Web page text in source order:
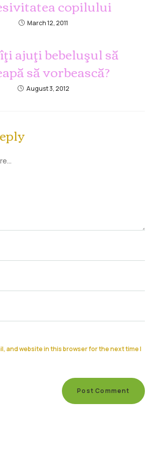
copilului
March 12, 2011
ajuţi bebeluşul să
să vorbească?
August 3, 2012
and website in this browser for the next time I